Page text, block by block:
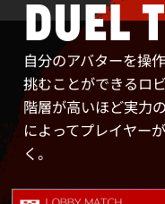
DUEL
自分のアバターを操
挑むことができるロ
階層が高いほど実力
によってプレイヤー
く。